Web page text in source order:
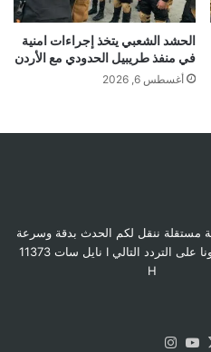
الحشد الشعبي يتخذ إجراءات امنية
في منفذ طريبيل الحدودي مع الأردن
أغسطس 6, 2026
مستقلة ننقل لكم الحدث بدقة وسرعة
وموضوعية تابعونا على التردد التالي I نايل سات 11373
H
‫X
‫YouTube